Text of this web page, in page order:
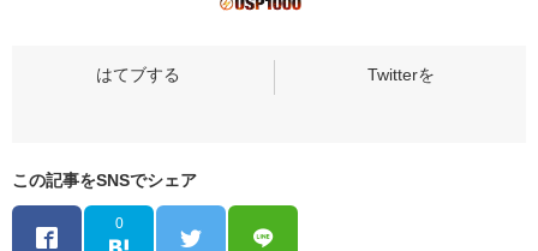
この記事をSNSでシェア
0